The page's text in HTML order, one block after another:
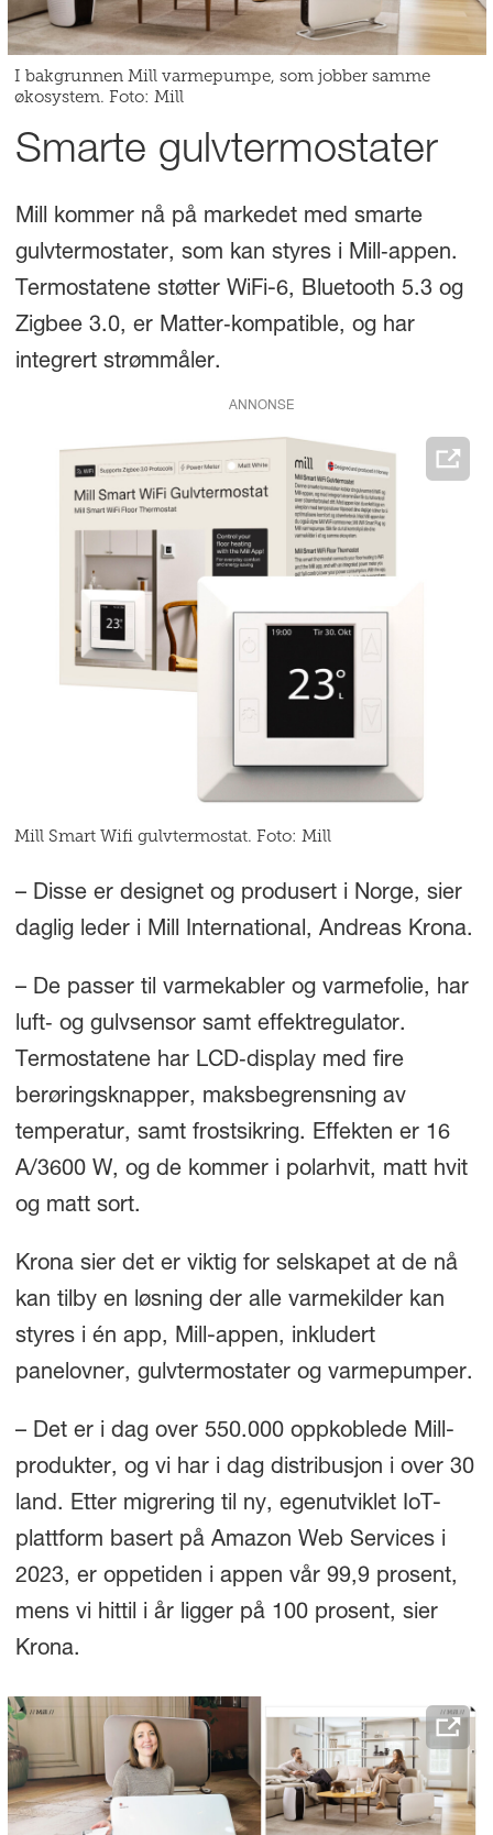
I bakgrunnen Mill varmepumpe, som jobber samme
økosystem. Foto: Mill
Smarte gulvtermostater
Mill kommer nå på markedet med smarte
gulvtermostater, som kan styres i Mill‑appen.
Termostatene støtter WiFi-6, Bluetooth 5.3 og
Zigbee 3.0, er Matter‑kompatible, og har
integrert strømmåler.
ANNONSE
Mill Smart Wifi gulvtermostat. Foto: Mill
– Disse er designet og produsert i Norge, sier
daglig leder i Mill International, Andreas Krona.
– De passer til varmekabler og varmefolie, har
luft‑ og gulvsensor samt effektregulator.
Termostatene har LCD‑display med fire
berøringsknapper, maksbegrensning av
temperatur, samt frostsikring. Effekten er 16
A/3600 W, og de kommer i polarhvit, matt hvit
og matt sort.
Krona sier det er viktig for selskapet at de nå
kan tilby en løsning der alle varmekilder kan
styres i én app, Mill-appen, inkludert
panelovner, gulvtermostater og varmepumper.
– Det er i dag over 550.000 oppkoblede Mill-
produkter, og vi har i dag distribusjon i over 30
land. Etter migrering til ny, egenutviklet IoT-
plattform basert på Amazon Web Services i
2023, er oppetiden i appen vår 99,9 prosent,
mens vi hittil i år ligger på 100 prosent, sier
Krona.